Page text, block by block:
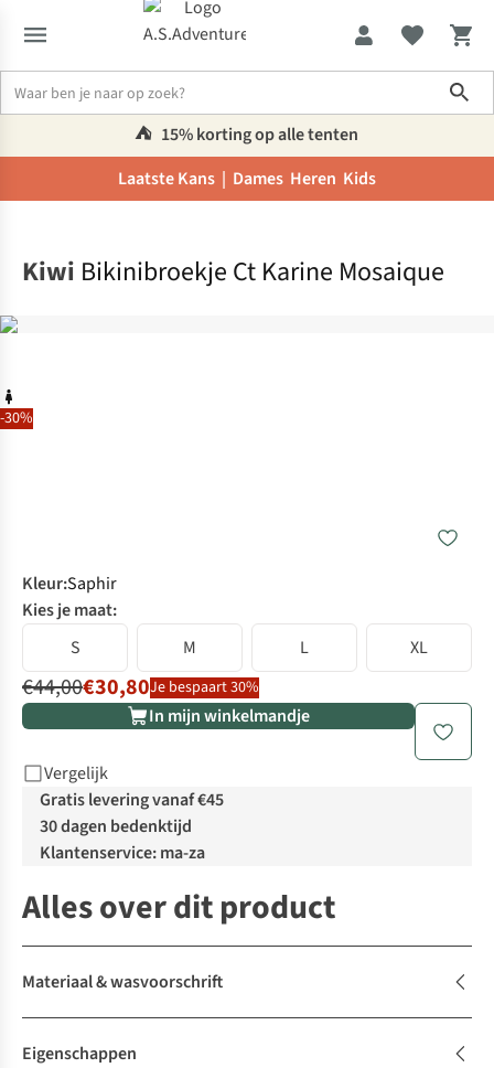
⛺️ 15% korting op alle tenten
Laatste Kans | Dames Heren Kids
-30%
Kiwi Bikinibroekje Ct Karine Mosaique
Kleur:Saphir
Kies je maat:
S
M L XL
€44,00€30,80Je bespaart 30%
In mijn winkelmandje
Vergelijk
Gratis levering vanaf €45
30 dagen bedenktijd
Klantenservice: ma-za
Alles over dit product
Materiaal & wasvoorschrift
Eigenschappen